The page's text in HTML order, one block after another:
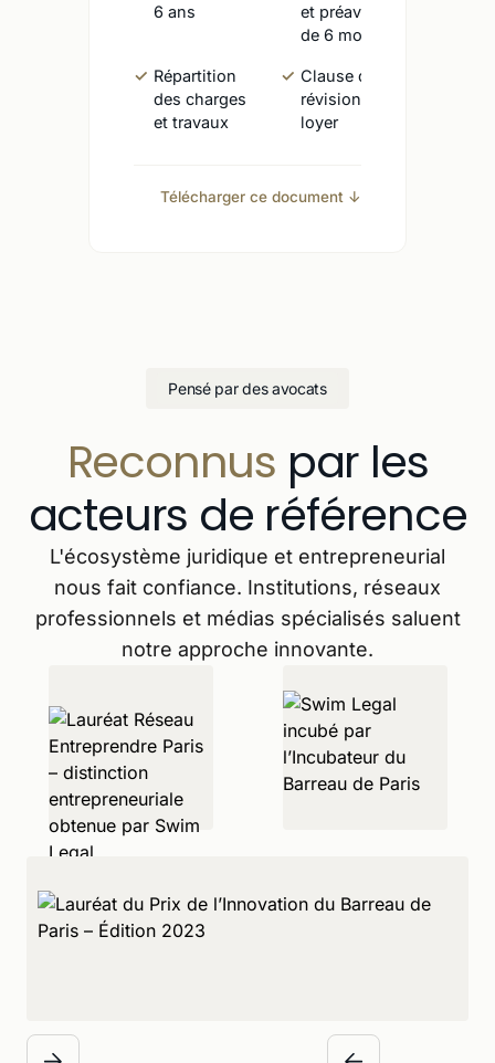
6 ans
et préavis
de 6 mois
Répartition
des charges
et travaux
Clause de
révision du
loyer
Télécharger ce document ↓
Pensé par des avocats
Reconnus par les
acteurs de référence
L'écosystème juridique et entrepreneurial
nous fait confiance. Institutions, réseaux
professionnels et médias spécialisés saluent
notre approche innovante.